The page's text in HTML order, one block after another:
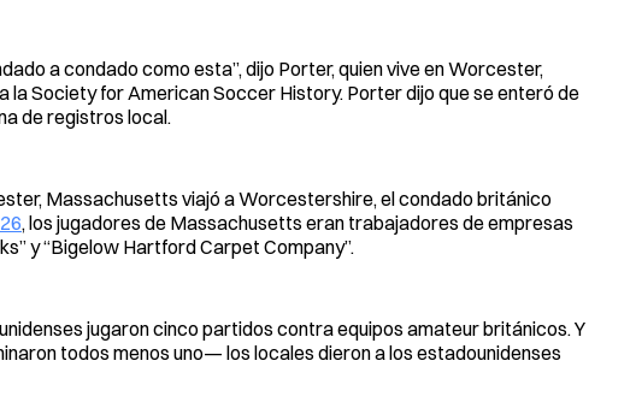
a condado como esta”, dijo Porter, quien vive en Worcester,
Society for American Soccer History. Porter dijo que se enteró de
de registros local.
Massachusetts viajó a Worcestershire, el condado británico
, los jugadores de Massachusetts eran trabajadores de empresas
y “Bigelow Hartford Carpet Company”.
jugaron cinco partidos contra equipos amateur británicos. Y
todos menos uno— los locales dieron a los estadounidenses